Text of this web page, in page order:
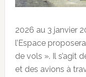
2026 au 3 janvier
l’Espace
de vols ». Il s’agit
et des avions à